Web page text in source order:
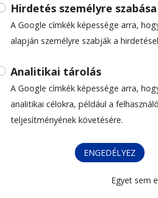
Hirdetés személyre szabása
A Google címkék képessége arra,
alapján személyre szabják a
Analitikai tárolás
A Google címkék képessége arra,
analitikai célokra, például a
teljesítményének követésére.
ENGEDÉLYEZ
Egyet sem
egy letiltott